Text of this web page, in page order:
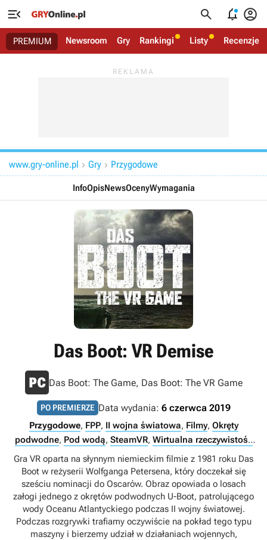
   
PREMIUM Newsroom Gry Rankingi Listy Recenzje
www.gry-online.pl  Gry  Przygodowe
InfoOpisNewsOcenyWymagania
Das Boot: VR Demise
Das Boot: The Game, Das Boot: The VR Game
PO PREMIERZE Data wydania: 6 czerwca 2019
Przygodowe, FPP, II wojna światowa, Filmy, Okręty
podwodne, Pod wodą, SteamVR, Wirtualna rzeczywistość
Singleplayer
Gra VR oparta na słynnym niemieckim filmie z 1981 roku Das
Boot w reżyserii Wolfganga Petersena, który doczekał się
sześciu nominacji do Oscarów. Obraz opowiada o losach
załogi jednego z okrętów podwodnych U-Boot, patrolującego
wody Oceanu Atlantyckiego podczas II wojny światowej.
Podczas rozgrywki trafiamy oczywiście na pokład tego typu
maszyny i bierzemy udział w działaniach wojennych,